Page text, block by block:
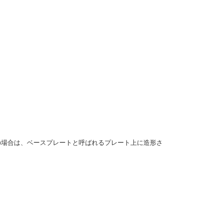
合は、ベースプレートと呼ばれるプレート上に造形さ